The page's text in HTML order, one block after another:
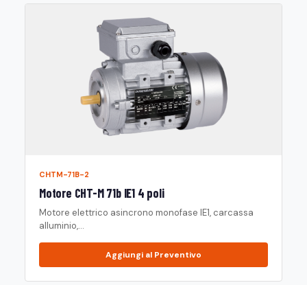
CHTM-71B-2
Motore CHT-M 71b IE1 4 poli
Motore elettrico asincrono monofase IE1, carcassa
alluminio,...
Aggiungi al Preventivo